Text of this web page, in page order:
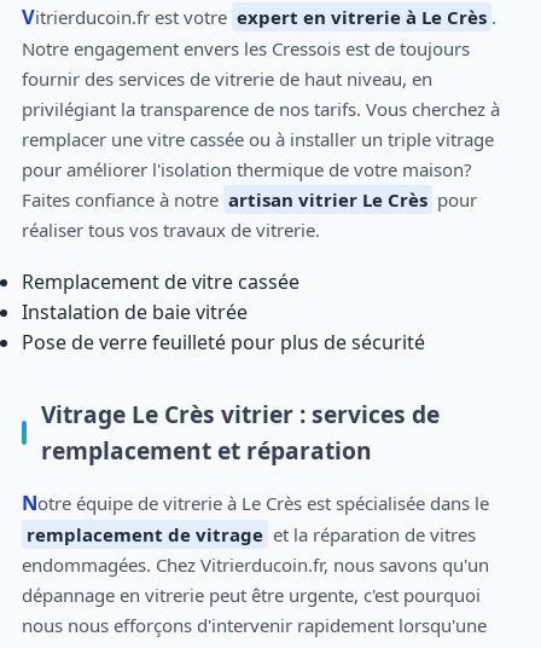
Vitrierducoin.fr est votre expert en vitrerie à Le Crès .
Notre engagement envers les Cressois est de toujours
fournir des services de vitrerie de haut niveau, en
privilégiant la transparence de nos tarifs. Vous cherchez à
remplacer une vitre cassée ou à installer un triple vitrage
pour améliorer l'isolation thermique de votre maison?
Faites confiance à notre artisan vitrier Le Crès pour
réaliser tous vos travaux de vitrerie.
Remplacement de vitre cassée
Instalation de baie vitrée
Pose de verre feuilleté pour plus de sécurité
Vitrage Le Crès vitrier : services de
remplacement et réparation
Notre équipe de vitrerie à Le Crès est spécialisée dans le
remplacement de vitrage et la réparation de vitres
endommagées. Chez Vitrierducoin.fr, nous savons qu'un
dépannage en vitrerie peut être urgente, c'est pourquoi
nous nous efforçons d'intervenir rapidement lorsqu'une